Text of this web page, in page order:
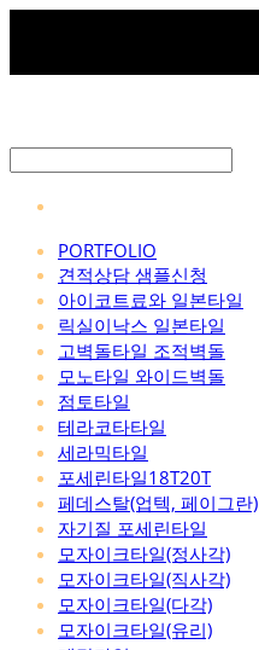
PORTFOLIO
견적상담 샘플신청
아이코트료와 일본타일
릭실이낙스 일본타일
고벽돌타일 조적벽돌
모노타일 와이드벽돌
점토타일
테라코타타일
세라믹타일
포세린타일18T20T
페데스탈(업텍, 페이그란)
자기질 포세린타일
모자이크타일(정사각)
모자이크타일(직사각)
모자이크타일(다각)
모자이크타일(유리)